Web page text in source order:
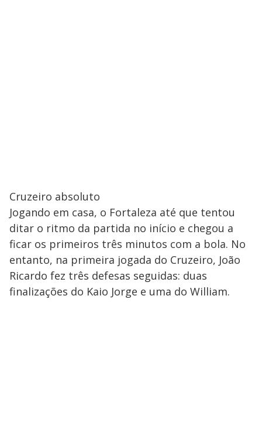
Cruzeiro absoluto
Jogando em casa, o Fortaleza até que tentou
ditar o ritmo da partida no início e chegou a
ficar os primeiros três minutos com a bola. No
entanto, na primeira jogada do Cruzeiro, João
Ricardo fez três defesas seguidas: duas
finalizações do Kaio Jorge e uma do William.